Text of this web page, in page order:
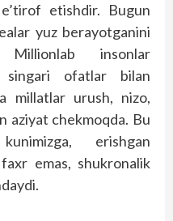
etishdir. Bugun
yuz berayotganini
Millionlab insonlar
singari ofatlar bilan
millatlar urush, nizo,
aziyat chekmoqda. Bu
erishgan
emas, shukronalik